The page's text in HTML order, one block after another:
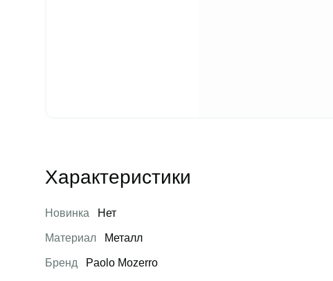
Характеристики
Новинка Нет
Материал Металл
Бренд Paolo Mozerro